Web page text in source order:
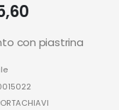
con piastrina